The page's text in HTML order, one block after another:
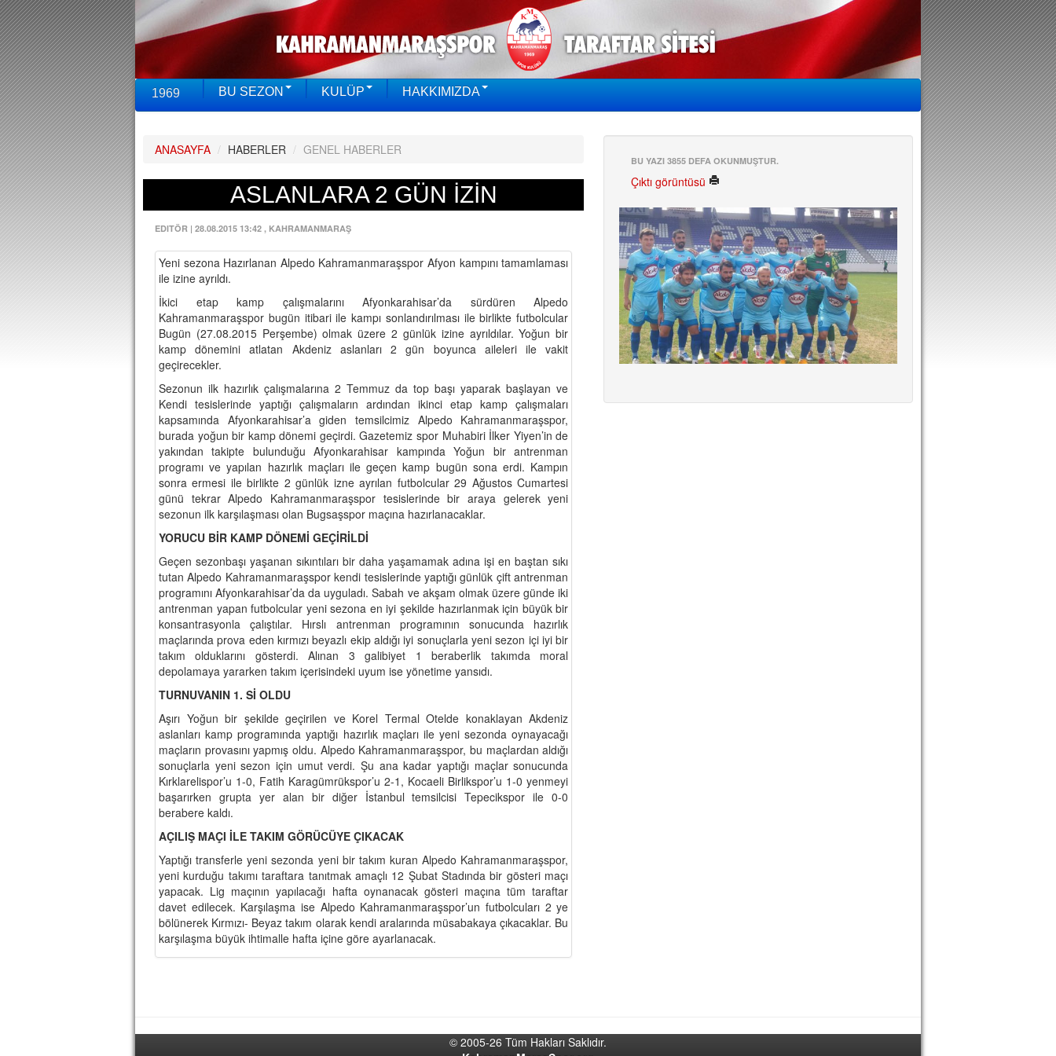
1969 BU SEZON KULÜP HAKKIMIZDA
ANASAYFA / HABERLER / GENEL HABERLER
ASLANLARA 2 GÜN İZİN
EDITÖR | 28.08.2015 13:42 , KAHRAMANMARAŞ
Yeni sezona Hazırlanan Alpedo Kahramanmaraşspor Afyon kampını tamamlaması
ile izine ayrıldı.
İkici etap kamp çalışmalarını Afyonkarahisar’da sürdüren Alpedo
Kahramanmaraşspor bugün itibari ile kampı sonlandırılması ile birlikte futbolcular
Bugün (27.08.2015 Perşembe) olmak üzere 2 günlük izine ayrıldılar. Yoğun bir
kamp dönemini atlatan Akdeniz aslanları 2 gün boyunca aileleri ile vakit
geçirecekler.
Sezonun ilk hazırlık çalışmalarına 2 Temmuz da top başı yaparak başlayan ve
Kendi tesislerinde yaptığı çalışmaların ardından ikinci etap kamp çalışmaları
kapsamında Afyonkarahisar’a giden temsilcimiz Alpedo Kahramanmaraşspor,
burada yoğun bir kamp dönemi geçirdi. Gazetemiz spor Muhabiri İlker Yiyen’in de
yakından takipte bulunduğu Afyonkarahisar kampında Yoğun bir antrenman
programı ve yapılan hazırlık maçları ile geçen kamp bugün sona erdi. Kampın
sonra ermesi ile birlikte 2 günlük izne ayrılan futbolcular 29 Ağustos Cumartesi
günü tekrar Alpedo Kahramanmaraşspor tesislerinde bir araya gelerek yeni
sezonun ilk karşılaşması olan Bugsaşspor maçına hazırlanacaklar.
YORUCU BİR KAMP DÖNEMİ GEÇİRİLDİ
Geçen sezonbaşı yaşanan sıkıntıları bir daha yaşamamak adına işi en baştan sıkı
tutan Alpedo Kahramanmaraşspor kendi tesislerinde yaptığı günlük çift antrenman
programını Afyonkarahisar’da da uyguladı. Sabah ve akşam olmak üzere günde iki
antrenman yapan futbolcular yeni sezona en iyi şekilde hazırlanmak için büyük bir
konsantrasyonla çalıştılar. Hırslı antrenman programının sonucunda hazırlık
maçlarında prova eden kırmızı beyazlı ekip aldığı iyi sonuçlarla yeni sezon içi iyi bir
takım olduklarını gösterdi. Alınan 3 galibiyet 1 beraberlik takımda moral
depolamaya yararken takım içerisindeki uyum ise yönetime yansıdı.
TURNUVANIN 1. Sİ OLDU
Aşırı Yoğun bir şekilde geçirilen ve Korel Termal Otelde konaklayan Akdeniz
aslanları kamp programında yaptığı hazırlık maçları ile yeni sezonda oynayacağı
maçların provasını yapmış oldu. Alpedo Kahramanmaraşspor, bu maçlardan aldığı
sonuçlarla yeni sezon için umut verdi. Şu ana kadar yaptığı maçlar sonucunda
Kırklarelispor’u 1-0, Fatih Karagümrükspor’u 2-1, Kocaeli Birlikspor’u 1-0 yenmeyi
başarırken grupta yer alan bir diğer İstanbul temsilcisi Tepecikspor ile 0-0
berabere kaldı.
AÇILIŞ MAÇI İLE TAKIM GÖRÜCÜYE ÇIKACAK
Yaptığı transferle yeni sezonda yeni bir takım kuran Alpedo Kahramanmaraşspor,
yeni kurduğu takımı taraftara tanıtmak amaçlı 12 Şubat Stadında bir gösteri maçı
yapacak. Lig maçının yapılacağı hafta oynanacak gösteri maçına tüm taraftar
davet edilecek. Karşılaşma ise Alpedo Kahramanmaraşspor’un futbolcuları 2 ye
bölünerek Kırmızı- Beyaz takım olarak kendi aralarında müsabakaya çıkacaklar. Bu
karşılaşma büyük ihtimalle hafta içine göre ayarlanacak.
BU YAZI 3855 DEFA OKUNMUŞTUR.
Çıktı görüntüsü
© 2005-26 Tüm Hakları Saklıdır.